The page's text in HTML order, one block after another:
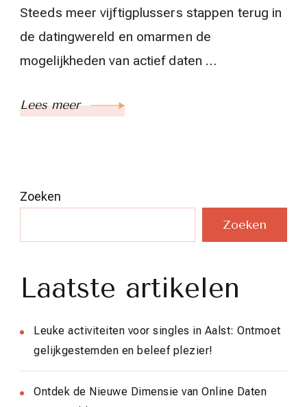
Steeds meer vijftigplussers stappen terug in
de datingwereld en omarmen de
mogelijkheden van actief daten …
Lees meer
Zoeken
Zoeken
Laatste artikelen
Leuke activiteiten voor singles in Aalst: Ontmoet
gelijkgestemden en beleef plezier!
Ontdek de Nieuwe Dimensie van Online Daten